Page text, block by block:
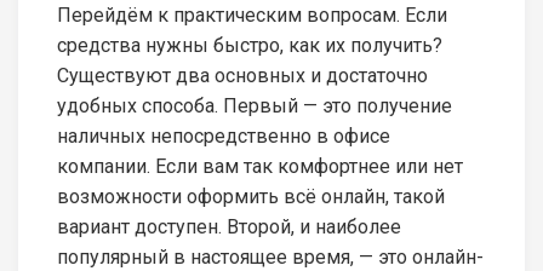
Перейдём к практическим вопросам. Если
средства нужны быстро, как их получить?
Существуют два основных и достаточно
удобных способа. Первый — это получение
наличных непосредственно в офисе
компании. Если вам так комфортнее или нет
возможности оформить всё онлайн, такой
вариант доступен. Второй, и наиболее
популярный в настоящее время, — это онлайн-